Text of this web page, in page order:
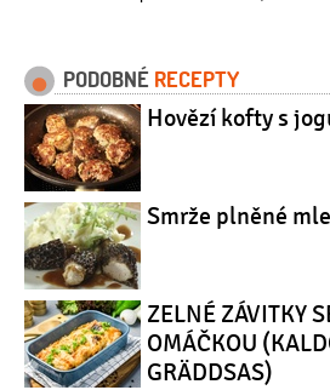
PODOBNÉ RECEPTY
Hovězí kofty s
Smrže plněné
ZELNÉ ZÁVITKY
OMÁČKOU
GRÄDDSAS)